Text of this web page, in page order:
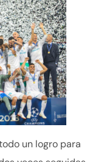
un logro para